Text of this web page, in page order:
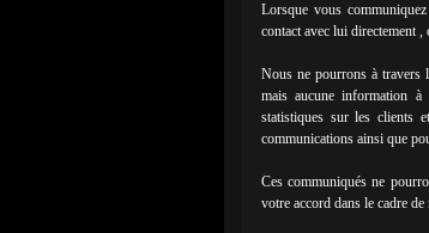
Lorsque vous
contact avec lui directement ,
Nous ne pourrons à travers
mais aucune information
statistiques sur les clients
communications ainsi que
Ces communiqués ne
votre accord dans le cadre